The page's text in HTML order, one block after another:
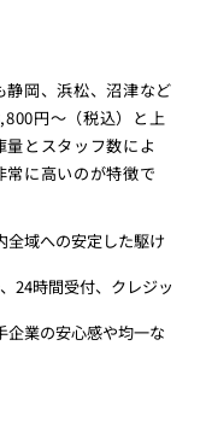
岡、浜松、沼津など
円〜（税込）と上
とスタッフ数によ
常に高いのが特徴で
全域への安定した駆け
24時間受付、クレジッ
企業の安心感や均一な